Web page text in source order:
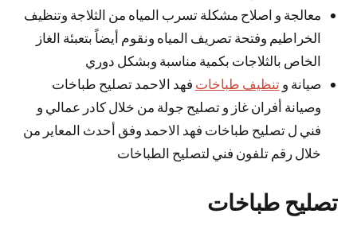
معالجة و اصلاح مشكلة تسرب المياه من الثلاجة وتنظيف
الخراطيم وفتحة تصريف المياه ونقوم أيضاً بتعبئة الغاز
الخاص بالثلاجات بكمية مناسبة وبشكل دوري
صيانة وتنظيف طباخات فهد الاحمد تصليح طباخات
وصيانة أفران غاز و تصليح جولة من خلال كادر عمالي و
فني ل تصليح طباخات فهد الاحمد وفق أحدث المعاير من
خلال رقم تلفون فني لتصليح الطباخات
تصليح طباخات